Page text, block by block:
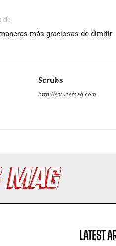
más graciosas de dimitir
Scrubs
http://scrubsmag.com
LATEST